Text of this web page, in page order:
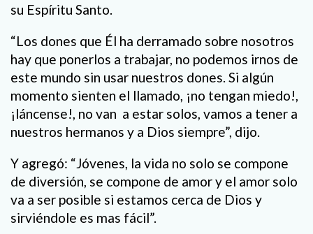
su Espíritu Santo.
“Los dones que Él ha derramado sobre nosotros
hay que ponerlos a trabajar, no podemos irnos de
este mundo sin usar nuestros dones. Si algún
momento sienten el llamado, ¡no tengan miedo!,
¡láncense!, no van a estar solos, vamos a tener a
nuestros hermanos y a Dios siempre”, dijo.
Y agregó: “Jóvenes, la vida no solo se compone
de diversión, se compone de amor y el amor solo
va a ser posible si estamos cerca de Dios y
sirviéndole es mas fácil”.